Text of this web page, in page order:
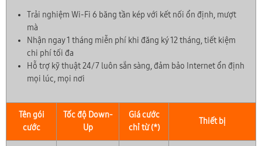
Trải nghiệm Wi-Fi 6 băng tần kép với kết nối ổn định, mượt
mà
Nhận ngay 1 tháng miễn phí khi đăng ký 12 tháng, tiết kiệm
chi phí tối đa
Hỗ trợ kỹ thuật 24/7 luôn sẵn sàng, đảm bảo Internet ổn định
mọi lúc, mọi nơi
Tên gói
cước
Tốc độ Down-
Up
Giá cước
chỉ từ (*)
Thiết bị